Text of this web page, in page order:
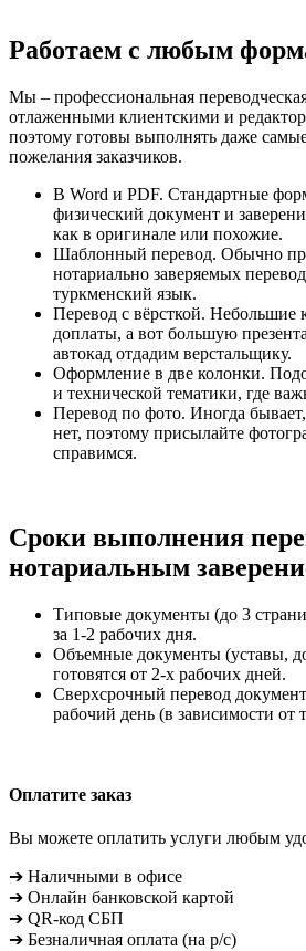
Работаем с любым
Мы – профессиональная
отлаженными клиентскими и
поэтому готовы выполнять даже
пожелания заказчиков.
В Word и PDF. Стандартные
физический документ и
как в оригинале или похожие.
Шаблонный перевод. Обычно
нотариально заверяемых
туркменский язык.
Перевод с вёрсткой. Небольшие
доплаты, а вот большую
автокад отдадим верстальщику.
Оформление в две колонки.
и технической тематики, где
Перевод по фото. Иногда
нет, поэтому присылайте
справимся.
Сроки выполнения
нотариальным
Типовые документы (до 3
за 1-2 рабочих дня.
Объемные документы (уставы,
готовятся от 2-х рабочих дней.
Сверхсрочный перевод
рабочий день (в зависимости от
Оплатите заказ
Вы можете оплатить услуги любым
➔ Наличными в офисе
➔ Онлайн банковской картой
➔ QR-код СБП
➔ Безналичная оплата (на р/с)